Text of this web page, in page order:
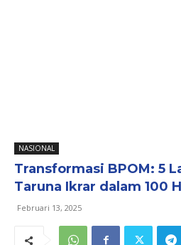
NASIONAL
Transformasi BPOM: 5
Taruna Ikrar dalam 100
Februari 13, 2025